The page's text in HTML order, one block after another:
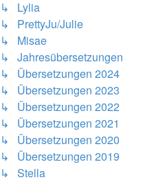
↳ Lylia
↳ PrettyJu/Julie
↳ Misae
↳ Jahresübersetzungen
↳ Übersetzungen 2024
↳ Übersetzungen 2023
↳ Übersetzungen 2022
↳ Übersetzungen 2021
↳ Übersetzungen 2020
↳ Übersetzungen 2019
↳ Stella